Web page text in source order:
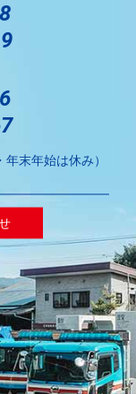
年末年始は休み）